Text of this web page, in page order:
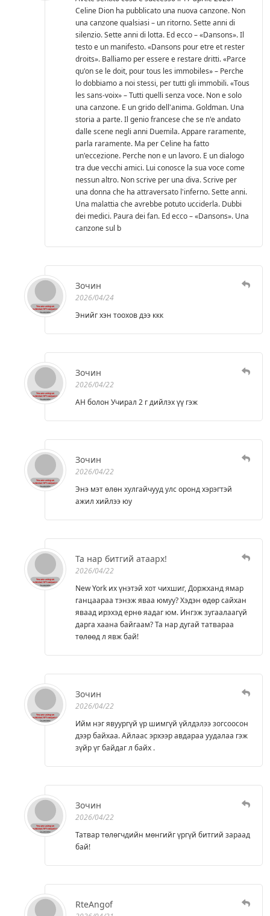
Celine Dion ha pubblicato una nuova canzone. Non
una canzone qualsiasi – un ritorno. Sette anni di
silenzio. Sette anni di lotta. Ed ecco – «Dansons». Il
testo e un manifesto. «Dansons pour etre et rester
droits». Balliamo per essere e restare dritti. «Parce
qu'on se le doit, pour tous les immobiles» – Perche
lo dobbiamo a noi stessi, per tutti gli immobili. «Tous
les sans-voix» – Tutti quelli senza voce. Non e solo
una canzone. E un grido dell'anima. Goldman. Una
storia a parte. Il genio francese che se n'e andato
dalle scene negli anni Duemila. Appare raramente,
parla raramente. Ma per Celine ha fatto
un'eccezione. Perche non e un lavoro. E un dialogo
tra due vecchi amici. Lui conosce la sua voce come
nessun altro. Non scrive per una diva. Scrive per
una donna che ha attraversato l'inferno. Sette anni.
Una malattia che avrebbe potuto ucciderla. Dubbi
dei medici. Paura dei fan. Ed ecco – «Dansons». Una
canzone sul b
Зочин
2026/04/24
Энийг хэн тоохов дээ ккк
Зочин
2026/04/22
АН болон Учирал 2 г дийлэх үү гэж
Зочин
2026/04/22
Энэ мэт өлөн хулгайчууд улс оронд хэрэгтэй
ажил хийлээ юу
Та нар битгий атаарх!
2026/04/22
New York их үнэтэй хот чихшиг, Доржханд ямар
ганцаараа тэнэж яваа юмуу? Хэдэн өдөр сайхан
яваад ирэхэд ернө яадаг юм. Ингэж зугаалаагүй
дарга хаана байгаам? Та нар дугай татвараа
төлөөд л явж бай!
Зочин
2026/04/22
Ийм нэг явуургүй үр шимгүй үйлдэлээ зогсоосон
дээр байхаа. Айлаас эрхээр авдараа уудалаа гэж
зүйр үг байдаг л байх .
Зочин
2026/04/22
Татвар төлөгчдийн мөнгийг үргүй битгий зараад
бай!
RteAngof